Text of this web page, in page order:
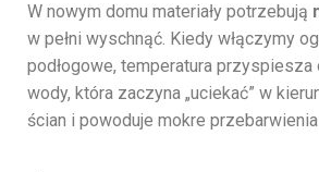
W nowym domu materiały potrzebują
w pełni wyschnąć. Kiedy włączymy
podłogowe, temperatura przyspiesza
wody, która zaczyna „uciekać” w
ścian i powoduje mokre